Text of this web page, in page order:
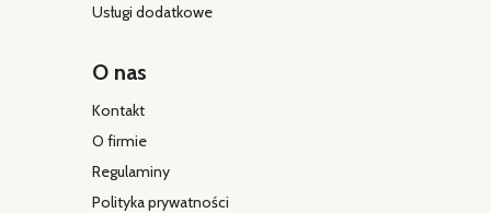
Usługi dodatkowe
O nas
Kontakt
O firmie
Regulaminy
Polityka prywatności